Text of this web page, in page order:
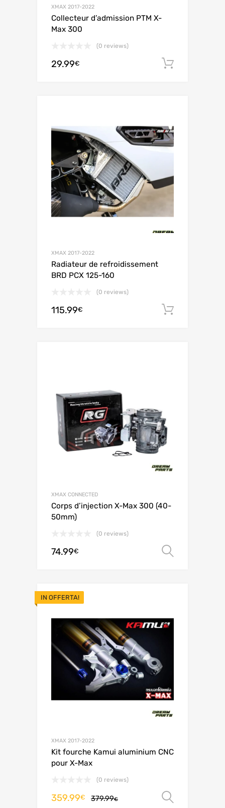
XMAX 2017-2022
Collecteur d’admission PTM X-
Max 300
(0 reviews)
29.99€
XMAX 2017-2022
Radiateur de refroidissement
BRD PCX 125-160
(0 reviews)
115.99€
XMAX CONNECTED
Corps d’injection X-Max 300 (40-
50mm)
(0 reviews)
74.99€
IN OFFERTA!
XMAX 2017-2022
Kit fourche Kamui aluminium CNC
pour X-Max
(0 reviews)
379.99€
359.99€